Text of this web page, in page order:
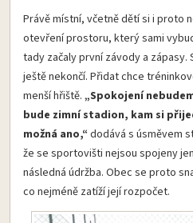
Právě místní, včetně dětí si i proto
otevření prostoru, který sami
tady začaly první závody a
ještě nekončí. Přidat chce
menší hřiště. „Spokojení
bude zimní stadion, kam si
možná ano,“ dodává s úsměvem
že se sportovišti nejsou spojeny
následná údržba. Obec se proto
co nejméně zatíží její rozpočet.